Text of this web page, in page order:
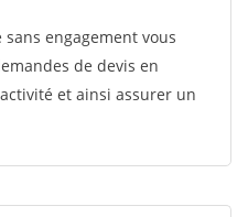
engagement vous
de devis en
et ainsi assurer un